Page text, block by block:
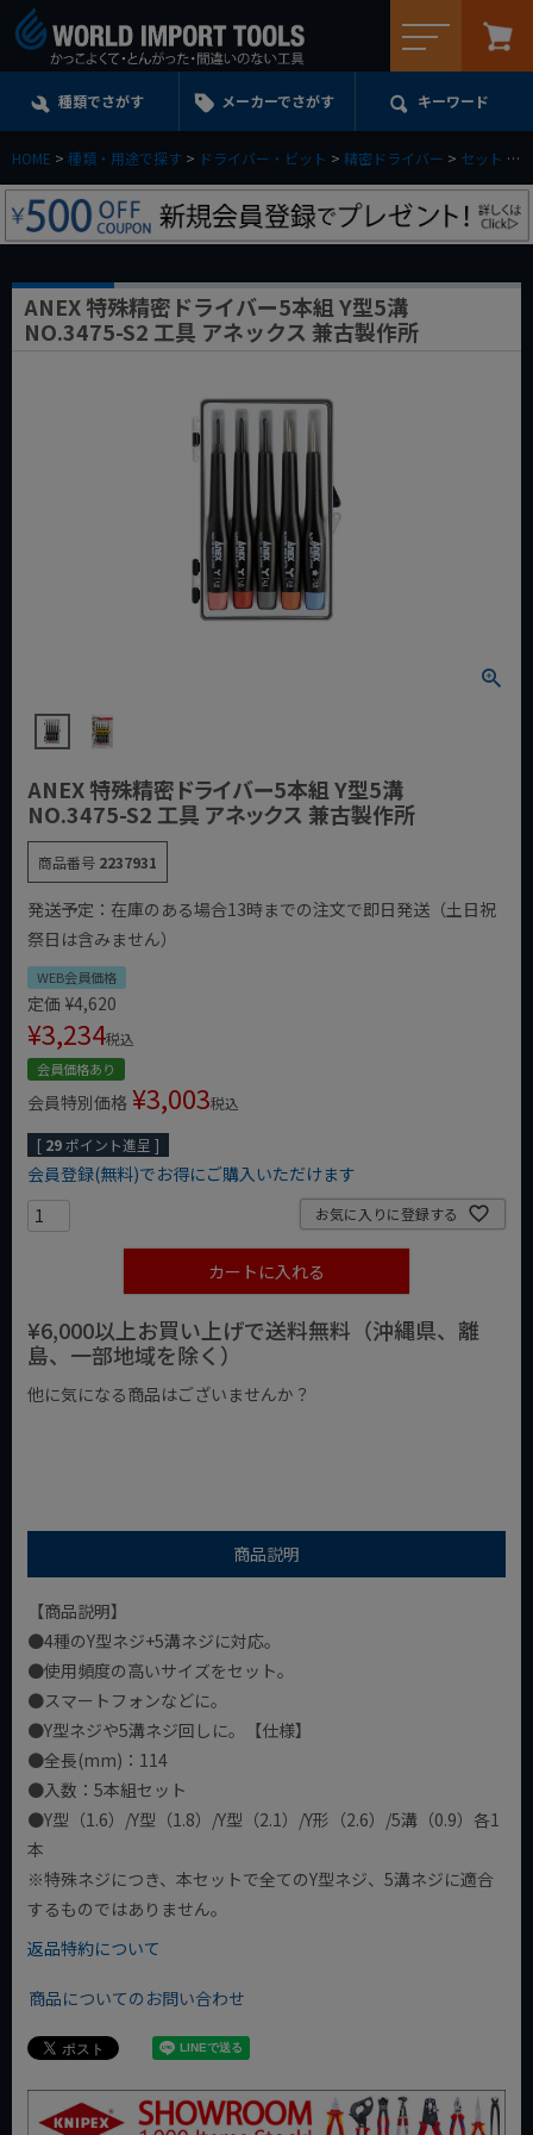
種類でさがす メーカーでさがす キーワード
HOME 種類・用途で探す ドライバー・ビット 精密ドライバー セット
ANEX 特殊精密ドライバー5本組 Y型5溝
NO.3475-S2 工具 アネックス 兼古製作所
ANEX 特殊精密ドライバー5本組 Y型5溝
NO.3475-S2 工具 アネックス 兼古製作所
商品番号 2237931
発送予定：在庫のある場合13時までの注文で即日発送（土日祝
祭日は含みません）
WEB会員価格
定価 ¥4,620
¥3,234税込
会員価格あり
会員特別価格 ¥3,003税込
[ 29ポイント進呈 ]
会員登録(無料)でお得にご購入いただけます
お気に入りに登録する
カートに入れる
¥6,000以上お買い上げで送料無料（沖縄県、離
島、一部地域を除く）
他に気になる商品はございませんか？
商品説明
【商品説明】
●4種のY型ネジ+5溝ネジに対応。
●使用頻度の高いサイズをセット。
●スマートフォンなどに。
●Y型ネジや5溝ネジ回しに。【仕様】
●全長(mm)：114
●入数：5本組セット
●Y型（1.6）/Y型（1.8）/Y型（2.1）/Y形（2.6）/5溝（0.9）各1
本
※特殊ネジにつき、本セットで全てのY型ネジ、5溝ネジに適合
するものではありません。
返品特約について
商品についてのお問い合わせ